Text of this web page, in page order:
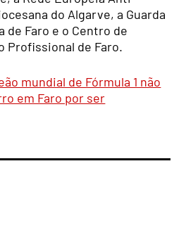
do Algarve, a Guarda
de Faro e o Centro de
Profissional de Faro.
mundial de Fórmula 1 não
em Faro por ser